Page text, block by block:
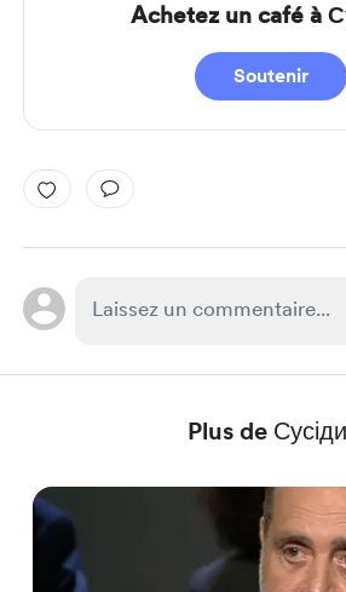
Achetez un café à
Soutenir
Plus de